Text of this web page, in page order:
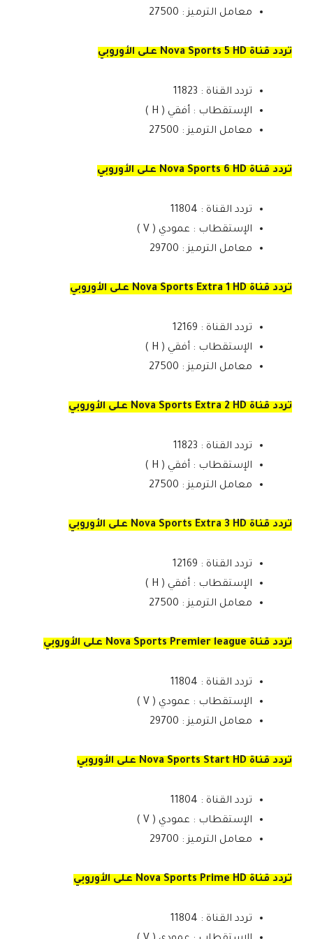
معامل الترميز : 27500
تردد قناة Nova Sports 5 HD على الأوروبي
تردد القناة : 11823
الإستقطاب : أفقي ( H )
معامل الترميز : 27500
تردد قناة Nova Sports 6 HD على الأوروبي
تردد القناة : 11804
الإستقطاب : عمودي ( V )
معامل الترميز : 29700
تردد قناة Nova Sports Extra 1 HD على الأوروبي
تردد القناة : 12169
الإستقطاب : أفقي ( H )
معامل الترميز : 27500
تردد قناة Nova Sports Extra 2 HD على الأوروبي
تردد القناة : 11823
الإستقطاب : أفقي ( H )
معامل الترميز : 27500
تردد قناة Nova Sports Extra 3 HD على الأوروبي
تردد القناة : 12169
الإستقطاب : أفقي ( H )
معامل الترميز : 27500
تردد قناة Nova Sports Premier league على الأوروبي
تردد القناة : 11804
الإستقطاب : عمودي ( V )
معامل الترميز : 29700
تردد قناة Nova Sports Start HD على الأوروبي
تردد القناة : 11804
الإستقطاب : عمودي ( V )
معامل الترميز : 29700
تردد قناة Nova Sports Prime HD على الأوروبي
تردد القناة : 11804